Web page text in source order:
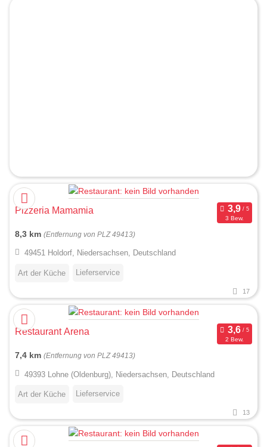
Pizzeria Mamamia
3 Bew.
8,3 km (Entfernung von PLZ 49413)
49451 Holdorf, Niedersachsen, Deutschland
Art der Küche Lieferservice
17
Restaurant Arena
2 Bew.
7,4 km (Entfernung von PLZ 49413)
49393 Lohne (Oldenburg), Niedersachsen, Deutschland
Art der Küche Lieferservice
13